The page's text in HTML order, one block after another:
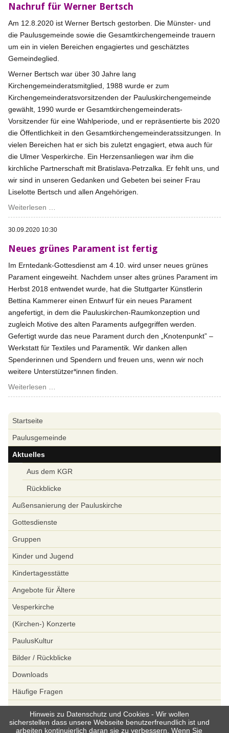
Nachruf für Werner Bertsch
Am 12.8.2020 ist Werner Bertsch gestorben. Die Münster- und
die Paulusgemeinde sowie die Gesamtkirchengemeinde trauern
um ein in vielen Bereichen engagiertes und geschätztes
Gemeindeglied.
Werner Bertsch war über 30 Jahre lang
Kirchengemeinderatsmitglied, 1988 wurde er zum
Kirchengemeinderatsvorsitzenden der Pauluskirchengemeinde
gewählt, 1990 wurde er Gesamtkirchengemeinderats-
Vorsitzender für eine Wahlperiode, und er repräsentierte bis 2020
die Öffentlichkeit in den Gesamtkirchengemeinderatssitzungen. In
vielen Bereichen hat er sich bis zuletzt engagiert, etwa auch für
die Ulmer Vesperkirche. Ein Herzensanliegen war ihm die
kirchliche Partnerschaft mit Bratislava-Petrzalka. Er fehlt uns, und
wir sind in unseren Gedanken und Gebeten bei seiner Frau
Liselotte Bertsch und allen Angehörigen.
Weiterlesen …
für
Werner
30.09.2020 10:30
Neues grünes Parament ist fertig
Im Erntedank-Gottesdienst am 4.10. wird unser neues grünes
Parament eingeweiht. Nachdem unser altes grünes Parament im
Herbst 2018 entwendet wurde, hat die Stuttgarter Künstlerin
Bettina Kammerer einen Entwurf für ein neues Parament
angefertigt, in dem die Pauluskirchen-Raumkonzeption und
zugleich Motive des alten Paraments aufgegriffen werden.
Gefertigt wurde das neue Parament durch den „Knotenpunkt” –
Werkstatt für Textiles und Paramentik. Wir danken allen
Spenderinnen und Spendern und freuen uns, wenn wir noch
weitere Unterstützer*innen finden.
Weiterlesen …
grünes
fertig
überspringen
Startseite
Paulusgemeinde
Aktuelles
Aus dem KGR
Rückblicke
Außensanierung der Pauluskirche
Gottesdienste
Gruppen
Kinder und Jugend
Kindertagesstätte
Angebote für Ältere
Vesperkirche
(Kirchen-) Konzerte
PaulusKultur
Bilder / Rückblicke
Downloads
Häufige Fragen
Spenden
Datenschutz
Hinweis zu Datenschutz und Cookies - Wir wollen
sicherstellen dass unsere Webseite benutzerfreundlich ist und
arbeiten kontinuierlich daran sie zu verbessern. Wenn Sie